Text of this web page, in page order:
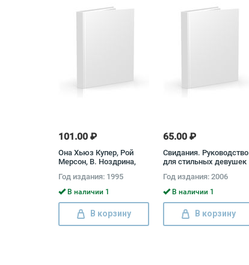
101.00 ₽
Она Хьюз Купер, Рой
Мерсон, В. Ноздрина,
Год издания: 1995
В наличии 1
В корзину
65.00 ₽
Свидания. Руководство
для стильных девушек
Год издания: 2006
В наличии 1
В корзину